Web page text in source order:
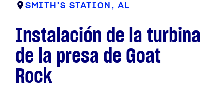
SMITH'S STATION, AL
Instalación de la turbina
de la presa de Goat
Rock